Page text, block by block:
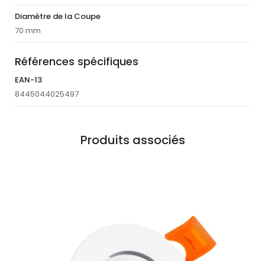
Diamètre de la Coupe
70 mm
Références spécifiques
EAN-13
8445044025497
Produits associés